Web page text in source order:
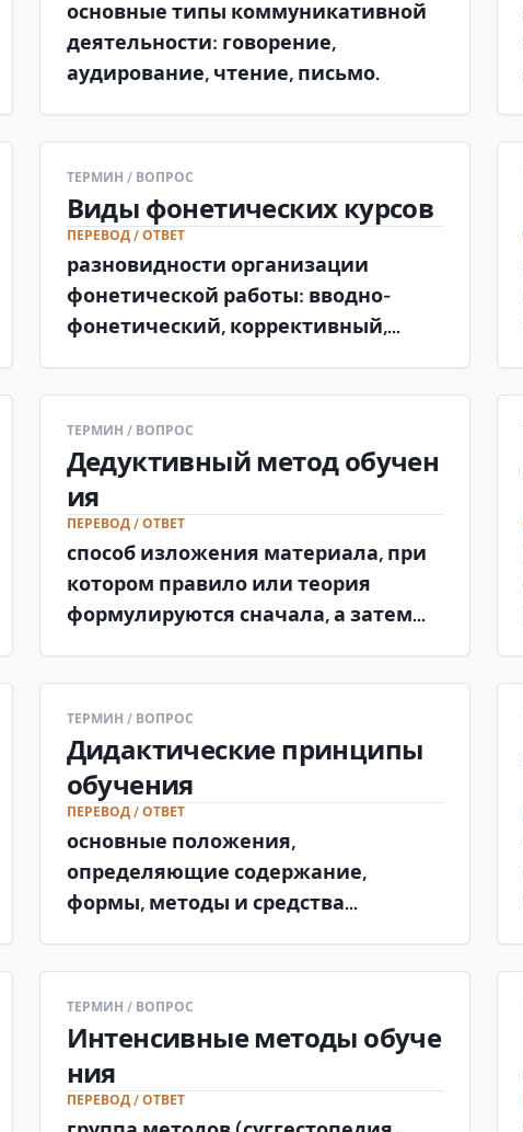
основные типы коммуникативной
деятельности: говорение,
аудирование, чтение, письмо.
ТЕРМИН / ВОПРОС
Виды фонетических курсов
ПЕРЕВОД / ОТВЕТ
разновидности организации
фонетической работы: вводно-
фонетический, коррективный,
ТЕРМИН / ВОПРОС
Дедуктивный метод обучен
ия
ПЕРЕВОД / ОТВЕТ
способ изложения материала, при
котором правило или теория
формулируются сначала, а затем
ТЕРМИН / ВОПРОС
Дидактические принципы
обучения
ПЕРЕВОД / ОТВЕТ
основные положения,
определяющие содержание,
формы, методы и средства
ТЕРМИН / ВОПРОС
Интенсивные методы обуче
ния
ПЕРЕВОД / ОТВЕТ